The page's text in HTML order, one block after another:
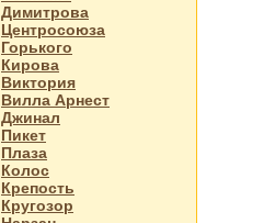
Димитрова
Центросоюза
Горького
Кирова
Виктория
Вилла Арнест
Джинал
Пикет
Плаза
Колос
Крепость
Кругозор